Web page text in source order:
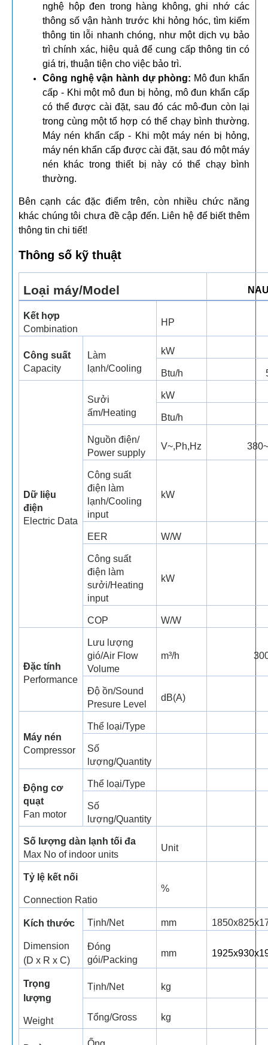
nghệ hộp đen trong hàng không, ghi nhớ các
thông số vận hành trước khi hỏng hóc, tìm kiếm
thông tin lỗi nhanh chóng, như một dịch vụ bảo
trì chính xác, hiệu quả để cung cấp thông tin có
giá trị, thuận tiện cho việc bảo trì.
Công nghệ vận hành dự phòng: Mô đun khẩn
cấp - Khi một mô đun bị hỏng, mô đun khẩn cấp
có thể được cài đặt, sau đó các mô-đun còn lại
trong cùng một tổ hợp có thể chạy bình thường.
Máy nén khẩn cấp - Khi một máy nén bị hỏng,
máy nén khẩn cấp được cài đặt, sau đó một máy
nén khác trong thiết bị này có thể chạy bình
thường.
Bên cạnh các đặc điểm trên, còn nhiều chức năng
khác chúng tôi chưa đề cập đến. Liên hệ để biết thêm
thông tin chi tiết!
Thông số kỹ thuật
Loại máy/Model
Kết hợp
Combination
HP
Công suất
Capacity
Làm
lạnh/Cooling
kW
Btu/h
Dữ liệu
điện
Electric Data
Sưởi
ấm/Heating
kW
Btu/h
Nguồn điện/
Power supply
V~,Ph,Hz
Công suất
điện làm
lạnh/Cooling
input
kW
EER W/W
Công suất
điện làm
sưởi/Heating
input
kW
COP W/W
Đặc tính
Performance
Lưu lượng
gió/Air Flow
Volume
m³/h
Độ ồn/Sound
Presure Level
dB(A)
Máy nén
Compressor
Thể loại/Type
Số
lượng/Quantity
Động cơ
quạt
Fan motor
Thể loại/Type
Số
lượng/Quantity
Số lượng dàn lạnh tối đa
Max No of indoor units
Unit
Tỷ lệ kết nối
Connection Ratio
%
Kích thước
Dimension
(D x R x C)
Tịnh/Net mm
Đóng
gói/Packing
mm
Trọng
lượng
Weight
Tịnh/Net kg
Tổng/Gross kg